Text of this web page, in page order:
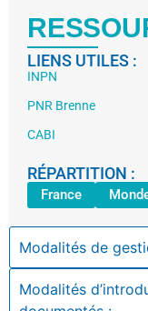
LIENS UTILES :
INPN
PNR Brenne
CABI
RÉPARTITION :
France
Modalités de
Modalités